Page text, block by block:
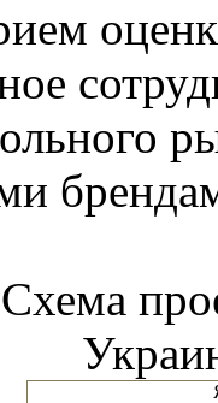
Схема